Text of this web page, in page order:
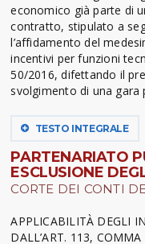
economico già parte di
contratto, stipulato a
l’affidamento del
incentivi per funzioni
50/2016, difettando il
svolgimento di una gara
TESTO INTEGRALE
PARTENARIATO
ESCLUSIONE
CORTE DEI CONTI
APPLICABILITÀ DEGLI
DALL’ART. 113,